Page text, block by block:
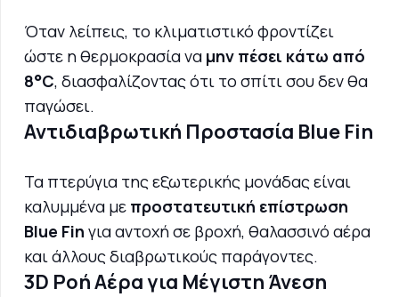
Όταν λείπεις, το κλιματιστικό φροντίζει
ώστε η θερμοκρασία να μην πέσει κάτω από
8°C, διασφαλίζοντας ότι το σπίτι σου δεν θα
παγώσει.
Αντιδιαβρωτική Προστασία Blue Fin
Τα πτερύγια της εξωτερικής μονάδας είναι
καλυμμένα με προστατευτική επίστρωση
Blue Fin για αντοχή σε βροχή, θαλασσινό αέρα
και άλλους διαβρωτικούς παράγοντες.
3D Ροή Αέρα για Μέγιστη Άνεση